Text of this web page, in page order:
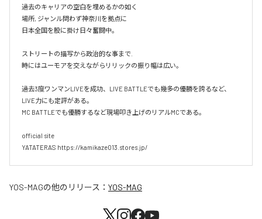
過去のキャリアの空白を埋めるかの如く
場所, ジャンル問わず神奈川を拠点に
日本全国を股に掛け日々奮闘中。
ストリートの描写から政治的な事まで.
時にはユーモアを交えながらリリックの振り幅は広い。
過去3度ワンマンLIVEを成功、LIVE BATTLEでも幾多の優勝を誇るなど、
LIVE力にも定評がある。
MC BATTLEでも優勝するなど現場叩き上げのリアルMCである。
official site
YATATERAS https://kamikaze013.stores.jp/
YOS-MAGの他のリリース： YOS-MAG